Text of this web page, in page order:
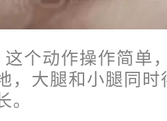
个动作操作简单
，大腿和小腿同